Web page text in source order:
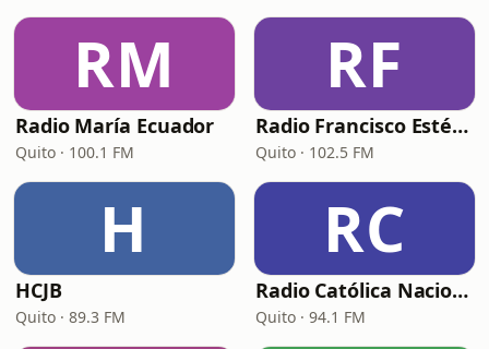
RM
Radio María Ecuador
Quito · 100.1 FM
RF
Radio Francisco Estéreo
Quito · 102.5 FM
H
HCJB
Quito · 89.3 FM
RC
Radio Católica Nacional (RCN Católica)
Quito · 94.1 FM